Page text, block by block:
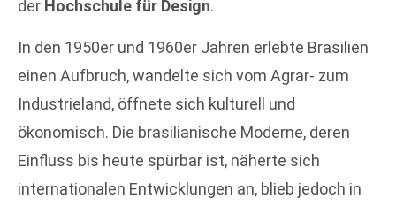
der Hochschule für Design.
In den 1950er und 1960er Jahren erlebte Brasilien
einen Aufbruch, wandelte sich vom Agrar- zum
Industrieland, öffnete sich kulturell und
ökonomisch. Die brasilianische Moderne, deren
Einfluss bis heute spürbar ist, näherte sich
internationalen Entwicklungen an, blieb jedoch in